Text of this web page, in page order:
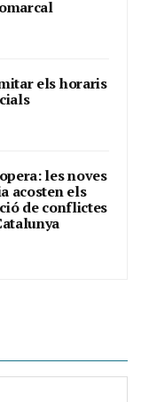
els horaris
les noves
acosten els
de conflictes